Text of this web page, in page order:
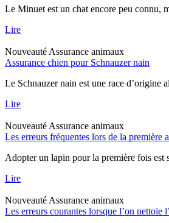
Le Minuet est un chat encore peu connu,
Lire
Nouveauté Assurance animaux
Assurance chien pour Schnauzer nain
Le Schnauzer nain est une race d’origine
Lire
Nouveauté Assurance animaux
Les erreurs fréquentes lors de la première
Adopter un lapin pour la première fois est
Lire
Nouveauté Assurance animaux
Les erreurs courantes lorsque l’on nettoie